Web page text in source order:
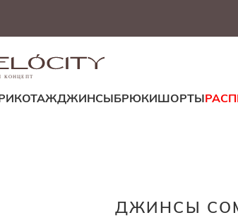
КОНЦЕПТ
ДЖИНСЫБРЮКИШОРТЫ
ДЖИНСЫ